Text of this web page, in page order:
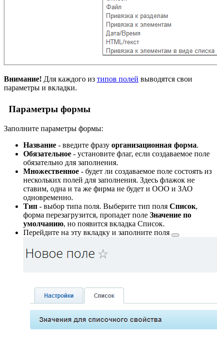
Внимание! Для каждого из типов полей выводятся свои
параметры и вкладки.
Параметры формы
Заполните параметры формы:
Название - введите фразу организационная форма.
Обязательное - установите флаг, если создаваемое поле
обязательно для заполнения.
Множественное - будет ли создаваемое поле состоять из
нескольких полей для заполнения. Здесь флажок не
ставим, одна и та же фирма не будет и ООО и ЗАО
одновременно.
Тип - выбор типа поля. Выберите тип поля Список,
форма перезагрузится, пропадет поле Значение по
умолчанию, но появится вкладка Список.
Перейдите на эту вкладку и заполните поля